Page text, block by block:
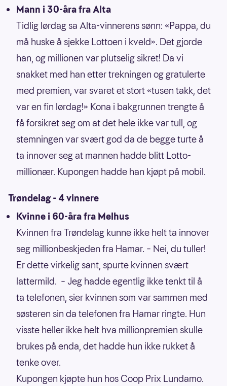
Mann i 30-åra fra Alta
Tidlig lørdag sa Alta-vinnerens sønn: «Pappa, du
må huske å sjekke Lottoen i kveld». Det gjorde
han, og millionen var plutselig sikret! Da vi
snakket med han etter trekningen og gratulerte
med premien, var svaret et stort «tusen takk, det
var en fin lørdag!» Kona i bakgrunnen trengte å
få forsikret seg om at det hele ikke var tull, og
stemningen var svært god da de begge turte å
ta innover seg at mannen hadde blitt Lotto-
millionær. Kupongen hadde han kjøpt på mobil.
Trøndelag - 4 vinnere
Kvinne i 60-åra fra Melhus
Kvinnen fra Trøndelag kunne ikke helt ta innover
seg millionbeskjeden fra Hamar. – Nei, du tuller!
Er dette virkelig sant, spurte kvinnen svært
lattermild. – Jeg hadde egentlig ikke tenkt til å
ta telefonen, sier kvinnen som var sammen med
søsteren sin da telefonen fra Hamar ringte. Hun
visste heller ikke helt hva millionpremien skulle
brukes på enda, det hadde hun ikke rukket å
tenke over.
Kupongen kjøpte hun hos Coop Prix Lundamo.